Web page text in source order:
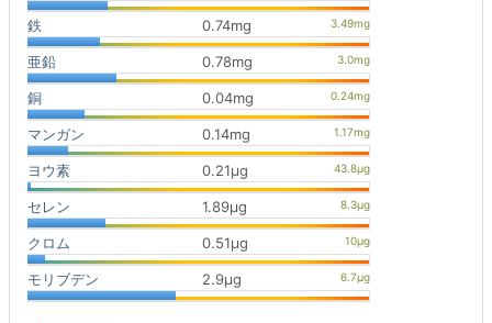
鉄 0.74mg
亜鉛 0.78mg
銅 0.04mg
マンガン 0.14mg
ヨウ素 0.21μg
セレン 1.89μg
クロム 0.51μg
モリブデン 2.9μg